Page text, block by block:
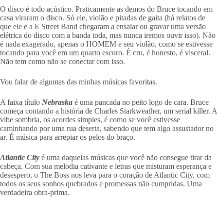
O disco é todo acústico. Praticamente as demos do Bruce tocando em
casa viraram o disco. Só ele, violão e pitadas de gaita (há relatos de
que ele e a E Street Band chegaram a ensaiar ou gravar uma versão
elétrica do disco com a banda toda, mas nunca iremos ouvir isso). Não
é nada exagerado, apenas o HOMEM e seu violão, como se estivesse
tocando para você em um quarto escuro. É cru, é honesto, é visceral.
Não tem como não se conectar com isso.
Vou falar de algumas das minhas músicas favoritas.
A faixa título Nebraska é uma pancada no peito logo de cara. Bruce
começa contando a história de Charles Starkweather, um serial killer. A
vibe sombria, os acordes simples, é como se você estivesse
caminhando por uma rua deserta, sabendo que tem algo assustador no
ar. É música para arrepiar os pelos do braço.
Atlantic City é uma daquelas músicas que você não consegue tirar da
cabeça. Com sua melodia cativante e letras que misturam esperança e
desespero, o The Boss nos leva para o coração de Atlantic City, com
todos os seus sonhos quebrados e promessas não cumpridas. Uma
verdadeira obra-prima.